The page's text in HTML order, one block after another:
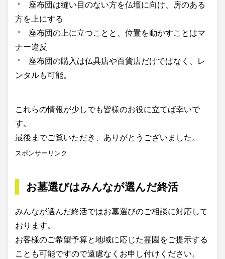
座布団は縫い目のない方を仏壇に向け、房のある
方を上にする
座布団の上に立つことと、位置を動かすことはマ
ナー違反
座布団の購入は仏具店や百貨店だけではなく、レ
ンタルも可能。
これらの情報が少しでも皆様のお役に立てば幸いで
す。
最後までご覧いただき、ありがとうございました。
スポンサーリンク
お墓選びはみんなが選んだ終活
みんなが選んだ終活ではお墓選びのご相談に対応して
おります。
お客様のご希望予算と地域に応じた霊園をご提示する
ことも可能ですので遠慮なくお申し付けください。